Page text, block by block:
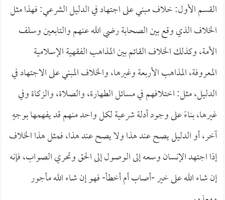
القسم الأول: خلاف مبني على اجتهاد في الدليل الشرعي: فهذا مثل
الخلاف الذي وقع بين الصحابة رضي الله عنهم والتابعين وسلف
الأمة، وكذلك الخلاف القائم بين المذاهب الفقهية الإسلامية
المعروفة، المذاهب الأربعة وغيرها، والخلاف المبني على الاجتهاد في
الدليل، مثل: اختلافهم في مسائل الطهارة، والصلاة، والزكاة وفي
غيرها، بناءً على وجود أدلة شرعية لكل واحد منهم قد يفهمها بوجهٍ
آخر، أو الدليل يصح عند هذا ولا يصح عند هذا، فمثل هذا الخلاف
إذا اجتهد الإنسان وسعه إلى الوصول إلى الحق وتحري الصواب، فإنه
إن شاء الله على خير -أصاب أم أخطأ- فهو إن شاء الله مأجور